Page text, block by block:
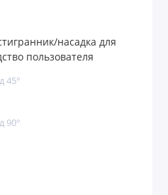
насадка для
пользователя
45°
90°